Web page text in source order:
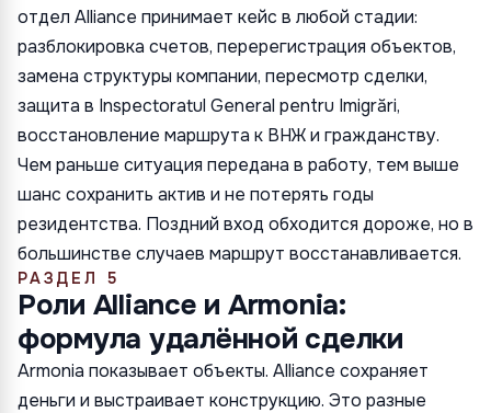
отдел Alliance принимает кейс в любой стадии:
разблокировка счетов, перерегистрация объектов,
замена структуры компании, пересмотр сделки,
защита в Inspectoratul General pentru Imigrări,
восстановление маршрута к ВНЖ и гражданству.
Чем раньше ситуация передана в работу, тем выше
шанс сохранить актив и не потерять годы
резидентства. Поздний вход обходится дороже, но в
большинстве случаев маршрут восстанавливается.
РАЗДЕЛ 5
Роли Alliance и Armonia:
формула удалённой сделки
Armonia показывает объекты. Alliance сохраняет
деньги и выстраивает конструкцию. Это разные